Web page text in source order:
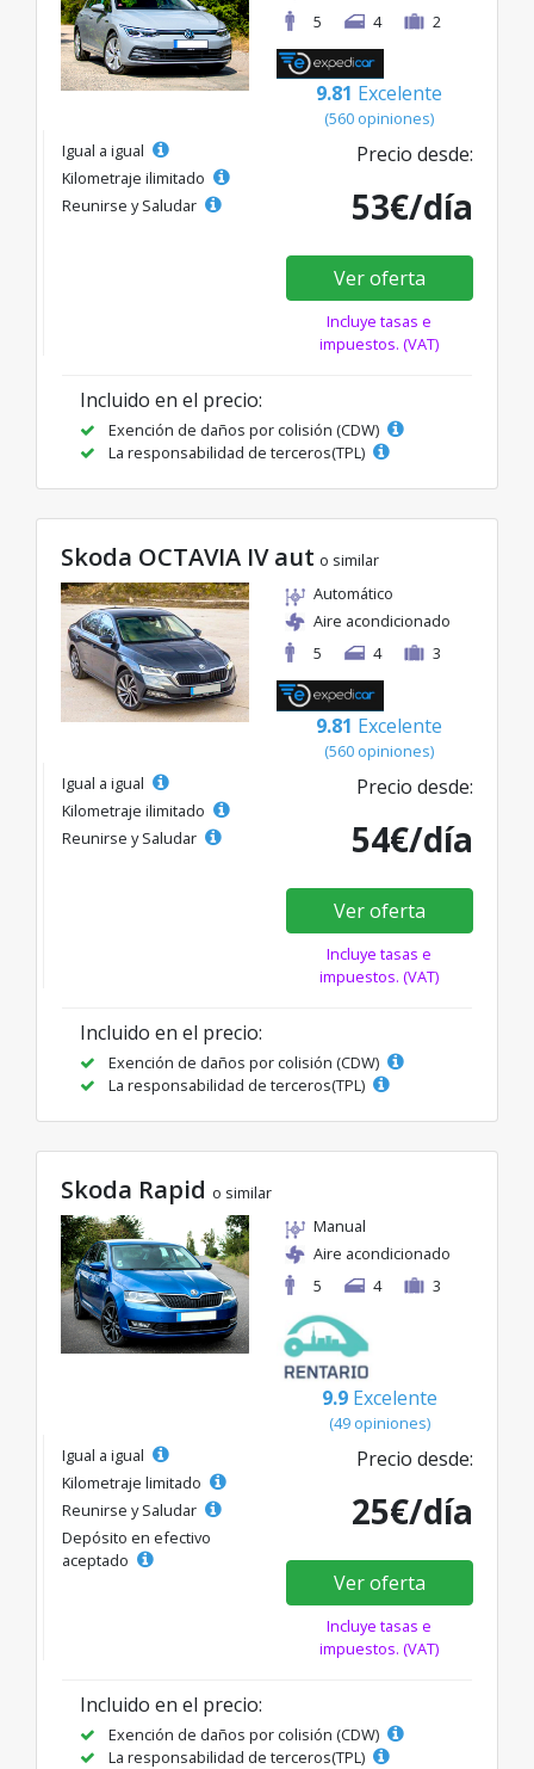
5
4 2
9.81 Excelente
(560 opiniones)
Igual a igual
Kilometraje ilimitado
Reunirse y Saludar
Precio desde:
53€/día
Ver oferta
Incluye tasas e
impuestos. (VAT)
Incluido en el precio:
Exención de daños por colisión (CDW)
La responsabilidad de terceros(TPL)
Skoda OCTAVIA IV aut o similar
Automático
Aire acondicionado
5
4 3
9.81 Excelente
(560 opiniones)
Igual a igual
Kilometraje ilimitado
Reunirse y Saludar
Precio desde:
54€/día
Ver oferta
Incluye tasas e
impuestos. (VAT)
Incluido en el precio:
Exención de daños por colisión (CDW)
La responsabilidad de terceros(TPL)
Skoda Rapid o similar
Manual
Aire acondicionado
5
4 3
9.9 Excelente
(49 opiniones)
Igual a igual
Kilometraje limitado
Reunirse y Saludar
Depósito en efectivo
aceptado
Precio desde:
25€/día
Ver oferta
Incluye tasas e
impuestos. (VAT)
Incluido en el precio:
Exención de daños por colisión (CDW)
La responsabilidad de terceros(TPL)